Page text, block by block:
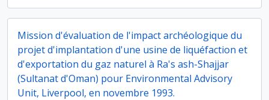
Mission d'évaluation de l'impact archéologique du
projet d'implantation d'une usine de liquéfaction et
d'exportation du gaz naturel à Ra's ash-Shajjar
(Sultanat d'Oman) pour Environmental Advisory
Unit, Liverpool, en novembre 1993.